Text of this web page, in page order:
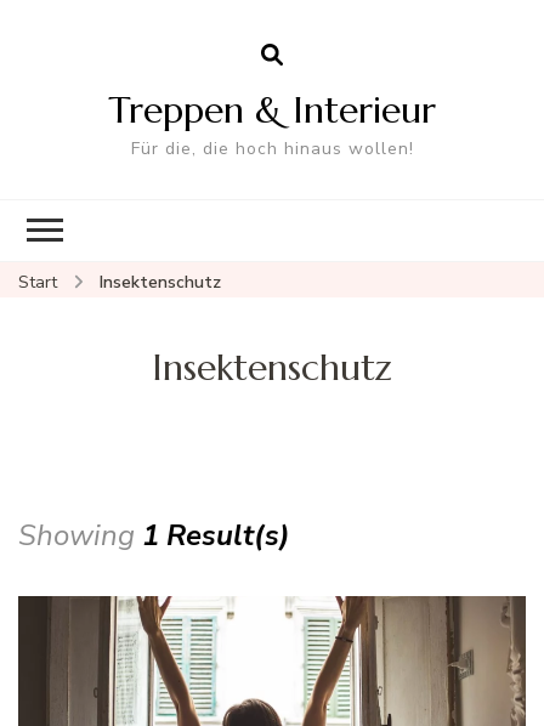
Treppen & Interieur
Für die, die hoch hinaus wollen!
Start Insektenschutz
Insektenschutz
Showing 1 Result(s)